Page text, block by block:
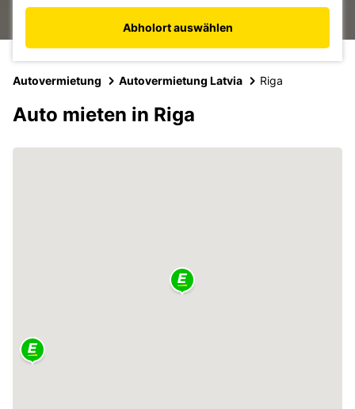
Abholort auswählen
Autovermietung Autovermietung Latvia Riga
Auto mieten in Riga